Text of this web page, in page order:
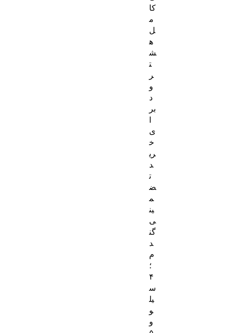
کا
م
ل
ه
ش
ت
ر
و
د
بر
ا
ی
خ
ری
د
ت
ض
م
ین
ی
گن
د
م
؛
۴
س
یل
و
و